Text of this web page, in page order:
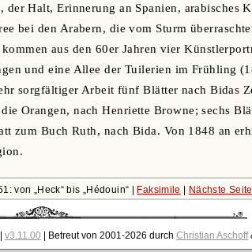
Halt, Erinnerung an Spanien, arabisches
bei den Arabern, die vom Sturm
aus den 60er Jahren vier
und eine Allee der Tuilerien im Frühling
sorgfältiger Arbeit fünf Blätter nach Bidas
Orangen, nach Henriette Browne; sechs
zum Buch Ruth, nach Bida. Von 1848 an
von Heck bis Hédouin | Faksimile | Nächste
v3.11.00 | Betreut von 2001-2026 durch Christian Aschoff